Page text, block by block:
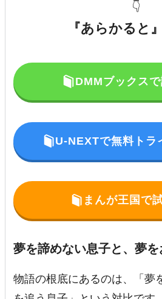
👇
『あらかると
DMMブックス
U-NEXTで無料トラ
まんが王国で
夢を諦めない息子と、夢
物語の根底にあるのは、「夢